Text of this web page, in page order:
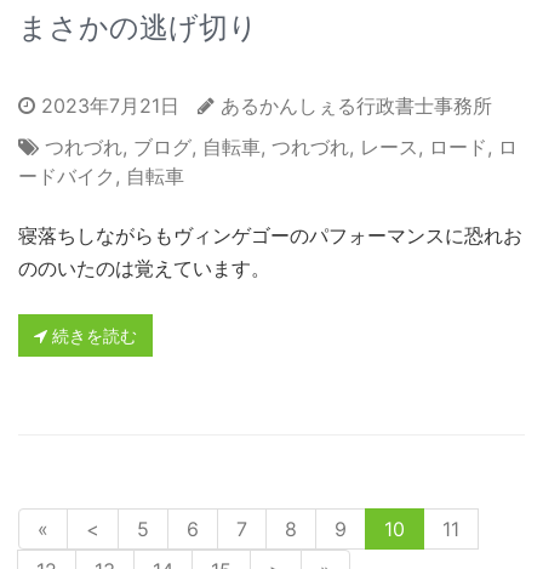
まさかの逃げ切り
2023年7月21日
あるかんしぇる行政書士事務所
つれづれ, ブログ, 自転車, つれづれ, レース , ロード , ロ
ードバイク , 自転車
寝落ちしながらもヴィンゲゴーのパフォーマンスに恐れお
ののいたのは覚えています。
続きを読む
« < 5 6 7 8 9 10
11